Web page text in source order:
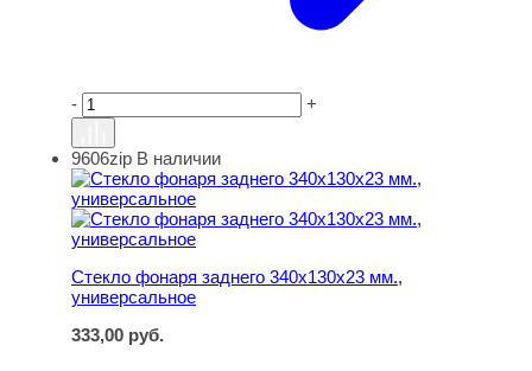
- +
Стекло фонаря заднего 340х130х23 мм., универсальное
9606zip В наличии
Стекло фонаря заднего 340х130х23 мм.,
универсальное
333,00 руб.